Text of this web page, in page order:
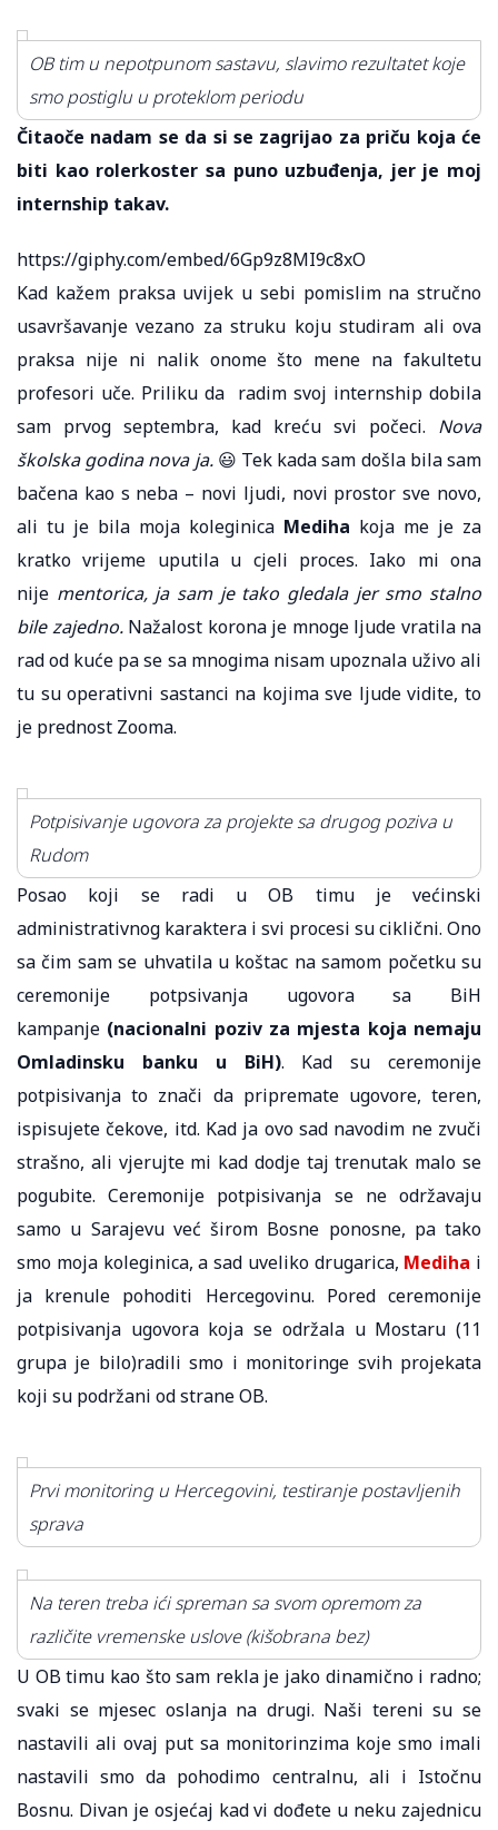
OB tim u nepotpunom sastavu, slavimo rezultatet koje
smo postiglu u proteklom periodu
Čitaoče nadam se da si se zagrijao za priču koja će
biti kao rolerkoster sa puno uzbuđenja, jer je moj
internship takav.
https://giphy.com/embed/6Gp9z8MI9c8xO
Kad kažem praksa uvijek u sebi pomislim na stručno
usavršavanje vezano za struku koju studiram ali ova
praksa nije ni nalik onome što mene na fakultetu
profesori uče. Priliku da radim svoj internship dobila
sam prvog septembra, kad kreću svi počeci. Nova
školska godina nova ja.😃 Tek kada sam došla bila sam
bačena kao s neba – novi ljudi, novi prostor sve novo,
ali tu je bila moja koleginica Mediha koja me je za
kratko vrijeme uputila u cjeli proces. Iako mi ona
nije mentorica, ja sam je tako gledala jer smo stalno
bile zajedno. Nažalost korona je mnoge ljude vratila na
rad od kuće pa se sa mnogima nisam upoznala uživo ali
tu su operativni sastanci na kojima sve ljude vidite, to
je prednost Zooma.
Potpisivanje ugovora za projekte sa drugog poziva u
Rudom
Posao koji se radi u OB timu je većinski
administrativnog karaktera i svi procesi su ciklični. Ono
sa čim sam se uhvatila u koštac na samom početku su
ceremonije potpsivanja ugovora sa BiH
kampanje (nacionalni poziv za mjesta koja nemaju
Omladinsku banku u BiH). Kad su ceremonije
potpisivanja to znači da pripremate ugovore, teren,
ispisujete čekove, itd. Kad ja ovo sad navodim ne zvuči
strašno, ali vjerujte mi kad dodje taj trenutak malo se
pogubite. Ceremonije potpisivanja se ne održavaju
samo u Sarajevu već širom Bosne ponosne, pa tako
smo moja koleginica, a sad uveliko drugarica, Mediha i
ja krenule pohoditi Hercegovinu. Pored ceremonije
potpisivanja ugovora koja se održala u Mostaru (11
grupa je bilo)radili smo i monitoringe svih projekata
koji su podržani od strane OB.
Prvi monitoring u Hercegovini, testiranje postavljenih
sprava
Na teren treba ići spreman sa svom opremom za
različite vremenske uslove (kišobrana bez)
U OB timu kao što sam rekla je jako dinamično i radno;
svaki se mjesec oslanja na drugi. Naši tereni su se
nastavili ali ovaj put sa monitorinzima koje smo imali
nastavili smo da pohodimo centralnu, ali i Istočnu
Bosnu. Divan je osjećaj kad vi dođete u neku zajednicu